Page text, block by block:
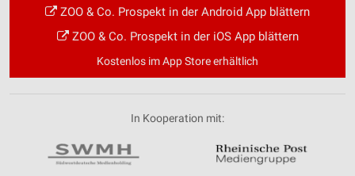
ZOO & Co. Prospekt in der Android App blättern
ZOO & Co. Prospekt in der iOS App blättern
Kostenlos im App Store erhältlich
In Kooperation mit: